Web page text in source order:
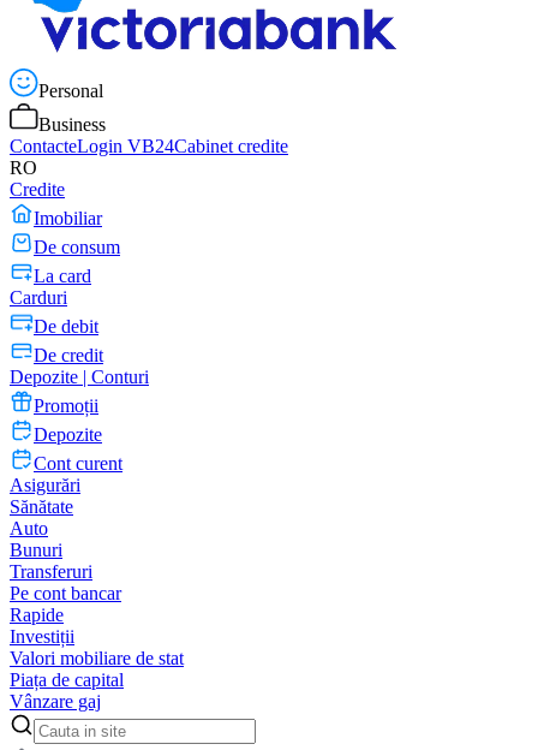
Personal
Business
ContacteLogin VB24Cabinet credite
RO
Credite
Imobiliar
De consum
La card
Carduri
De debit
De credit
Depozite | Conturi
Promoții
Depozite
Cont curent
Asigurări
Sănătate
Auto
Bunuri
Transferuri
Pe cont bancar
Rapide
Investiții
Valori mobiliare de stat
Piața de capital
Vânzare gaj